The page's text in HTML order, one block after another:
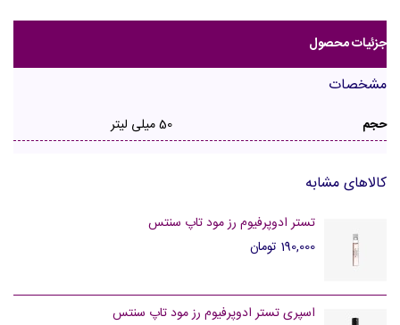
جزئیات محصول
مشخصات
حجم 50 میلی لیتر
کالاهای مشابه
تستر ادوپرفیوم رز مود تاپ سنتس
190,000 تومان
اسپری تستر ادوپرفیوم رز مود تاپ سنتس